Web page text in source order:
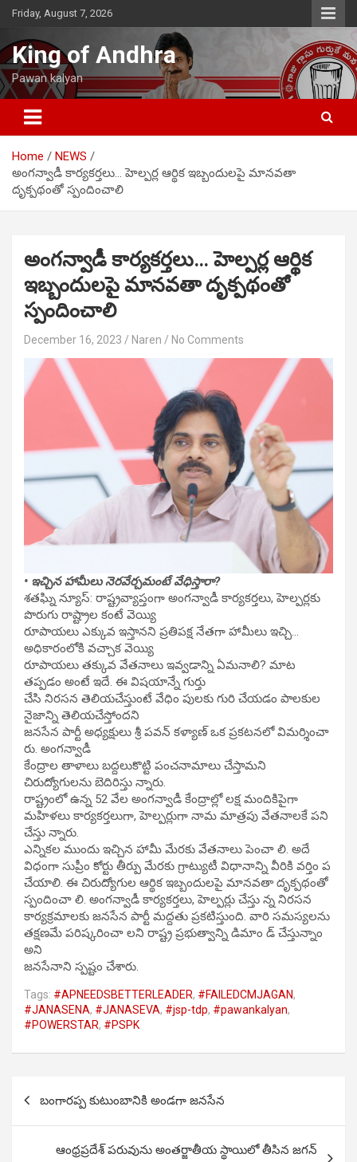
Skip
content
Friday, August 7, 2026
King of Andhra
Pawan kalyan
Home
NEWS
అంగన్వాడీ కార్యకర్తలు… హెల్పర్ల ఆర్థిక ఇబ్బందులపై మానవతా
దృక్పథంతో స్పందించాలి
అంగన్వాడీ కార్యకర్తలు… హెల్పర్ల ఆర్థిక
ఇబ్బందులపై మానవతా దృక్పథంతో
స్పందించాలి
December 16, 2023 Naren No Comments
• ఇచ్చిన హామీలు నెరవేర్చమంటే వేధిస్తారా?
శతఘ్ని న్యూస్: రాష్ట్రవ్యాప్తంగా అంగన్వాడీ కార్యకర్తలు, హెల్పర్లకు
పొరుగు రాష్ట్రాల కంటే వెయ్యి
రూపాయలు ఎక్కువ ఇస్తానని ప్రతిపక్ష నేతగా హామీలు ఇచ్చి…
అధికారంలోకి వచ్చాక వెయ్యి
రూపాయలు తక్కువ వేతనాలు ఇవ్వడాన్ని ఏమనాలి? మాట
తప్పడం అంటే ఇదే. ఈ విషయాన్నే గుర్తు
చేసి నిరసన తెలియచేస్తుంటే వేధిం పులకు గురి చేయడం పాలకుల
నైజాన్ని తెలియచేస్తోందని
జనసేన పార్టీ అధ్యక్షులు శ్రీ పవన్ కళ్యాణ్ ఒక ప్రకటనలో విమర్శించా
రు. అంగన్వాడీ
కేంద్రాల తాళాలు బద్దలుకొట్టి పంచనామాలు చేస్తామని
చిరుద్యోగులను బెదిరిస్తు న్నారు.
రాష్ట్రంలో ఉన్న 52 వేల అంగన్వాడీ కేంద్రాల్లో లక్ష మందికిపైగా
మహిళలు కార్యకర్తలుగా, హెల్పర్లుగా నామ మాత్రపు వేతనాలకే పని
చేస్తు న్నారు.
ఎన్నికల ముందు ఇచ్చిన హామీ మేరకు వేతనాలు పెంచా లి. అదే
విధంగా సుప్రీం కోర్టు తీర్పు మేరకు గ్రాట్యుటీ విధానాన్ని వీరికి వర్తిం ప
చేయాలి. ఈ చిరుద్యోగుల ఆర్థిక ఇబ్బందులపై మానవతా దృక్పథంతో
స్పందించా లి. అంగన్వాడీ కార్యకర్తలు, హెల్పర్లు చేస్తు న్న నిరసన
కార్యక్రమాలకు జనసేన పార్టీ మద్దతు ప్రకటిస్తుంది. వారి సమస్యలను
తక్షణమే పరిష్కరించా లని రాష్ట్ర ప్రభుత్వాన్ని డిమాం డ్ చేస్తున్నాం
అని
జనసేనాని స్పష్టం చేశారు.
Tags: #APNEEDSBETTERLEADER, #FAILEDCMJAGAN,
#JANASENA, #JANASEVA, #jsp-tdp, #pawankalyan,
#POWERSTAR, #PSPK
navigation
బంగారప్ప కుటుంబానికి అండగా జనసేన
ఆంధ్రప్రదేశ్ పరువును అంతర్జాతీయ స్థాయిలో తీసిన జగన్